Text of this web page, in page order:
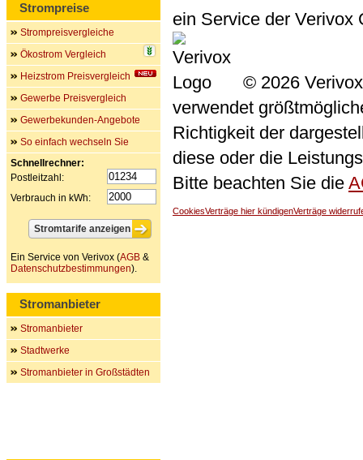
ein Service der Verivox
© 2026
verwendet
Richtigkeit der
diese oder die
Bitte beachten Sie die
CookiesVerträge hier kündigenVerträge
Strompreise
Strompreisvergleiche
Ökostrom Vergleich
Heizstrom Preisvergleich
Gewerbe Preisvergleich
Gewerbekunden-Angebote
So einfach wechseln Sie
Schnellrechner:
Postleitzahl:
Verbrauch in kWh:
Ein Service von Verivox (AGB &
Datenschutzbestimmungen).
Stromanbieter
Stromanbieter
Stadtwerke
Stromanbieter in Großstädten